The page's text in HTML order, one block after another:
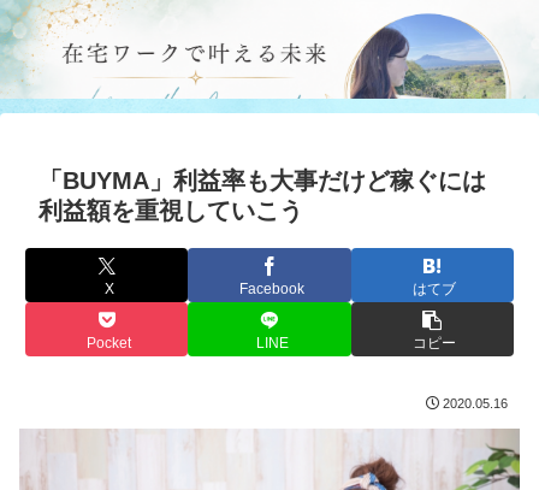
「BUYMA」利益率も大事だけど稼ぐには
利益額を重視していこう
X Facebook はてブ
Pocket LINE コピー
2020.05.16